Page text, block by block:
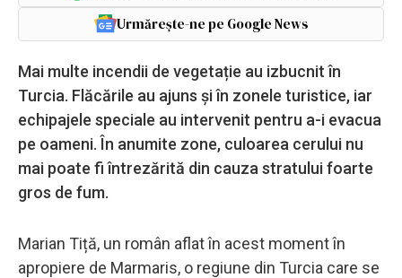
Urmărește-ne pe Google News
Mai multe incendii de vegetație au izbucnit în
Turcia. Flăcările au ajuns și în zonele turistice, iar
echipajele speciale au intervenit pentru a-i evacua
pe oameni. În anumite zone, culoarea cerului nu
mai poate fi întrezărită din cauza stratului foarte
gros de fum.
Marian Tiță, un român aflat în acest moment în
apropiere de Marmaris, o regiune din Turcia care se